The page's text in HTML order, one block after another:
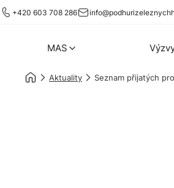
+420 603 708 286
MAS
Aktuality Seznam přijatých